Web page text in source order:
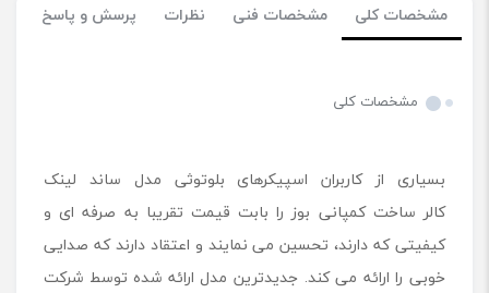
مشخصات کلی مشخصات فنی نظرات پرسش و پاسخ
مشخصات کلی
بسیاری از کاربران اسپیکرهای بلوتوثی مدل ساند لینک
کالر ساخت کمپانی بوز را بابت قیمت تقریبا به صرفه ‌‎ای و
کیفیتی که دارند، تحسین می ‌نمایند و اعتقاد دارند که صدایی
خوبی را ارائه می کند. جدیدترین مدل ارائه شده توسط شرکت